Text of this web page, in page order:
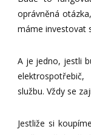
oprávněná
máme investovat
A je jedno, jestli
službu. Vždy se
Jestliže si